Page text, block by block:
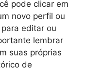
pode clicar em
novo perfil ou
para editar ou
lembrar
suas próprias
de